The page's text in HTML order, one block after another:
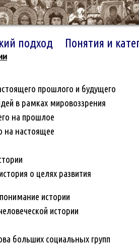
подход Понятия и
прошлого и будущего
в рамках мировоззрения
на прошлое
на настоящее
о целях развития
истории
истории
больших социальных групп